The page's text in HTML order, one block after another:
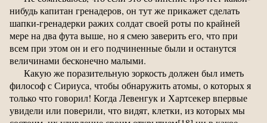
нибудь капитан гренадеров, он тут же прикажет сделать
шапки-гренадерки ражих солдат своей роты по крайней
мере на два фута выше, но я смею заверить его, что при
всем при этом он и его подчиненные были и останутся
величинами бесконечно малыми.
Какую же поразительную зоркость должен был иметь
философ с Сириуса, чтобы обнаружить атомы, о которых я
только что говорил! Когда Левенгук и Хартсекер впервые
увидели или поверили, что видят, клетки, из которых мы